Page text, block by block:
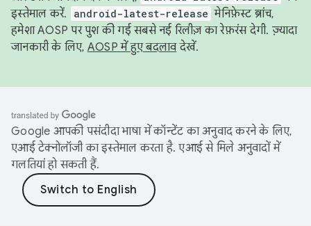
इस्तेमाल करें.
android-latest-release मेनिफ़ेस्ट ब्रांच,
हमेशा AOSP पर पुश की गई सबसे नई रिलीज़ का रेफ़रंस देगी. ज़्यादा
जानकारी के लिए, AOSP में हुए बदलावदेखें.
Google आपकी पसंदीदा भाषा में कॉन्टेंट का अनुवाद करने के लिए,
एआई टेक्नोलॉजी का इस्तेमाल करता है. एआई से मिले अनुवादों में
गलतियां हो सकती हैं.